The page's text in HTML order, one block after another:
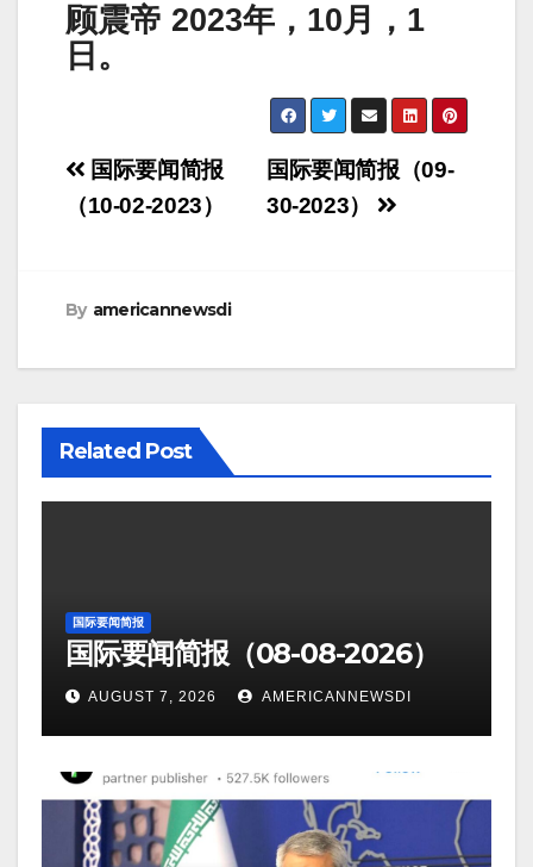
顾震帝 2023年，10月，1
日。
Post
navigation
国际要闻简报（09-
30-2023）
国际要闻简报
（10-02-2023）
By americannewsdi
Related Post
国际要闻简报
国际要闻简报（08-08-2026）
AUGUST 7, 2026 AMERICANNEWSDI